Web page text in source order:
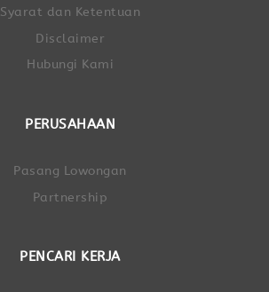
Syarat dan Ketentuan
Disclaimer
Hubungi Kami
PERUSAHAAN
Pasang Lowongan
Partnership
PENCARI KERJA